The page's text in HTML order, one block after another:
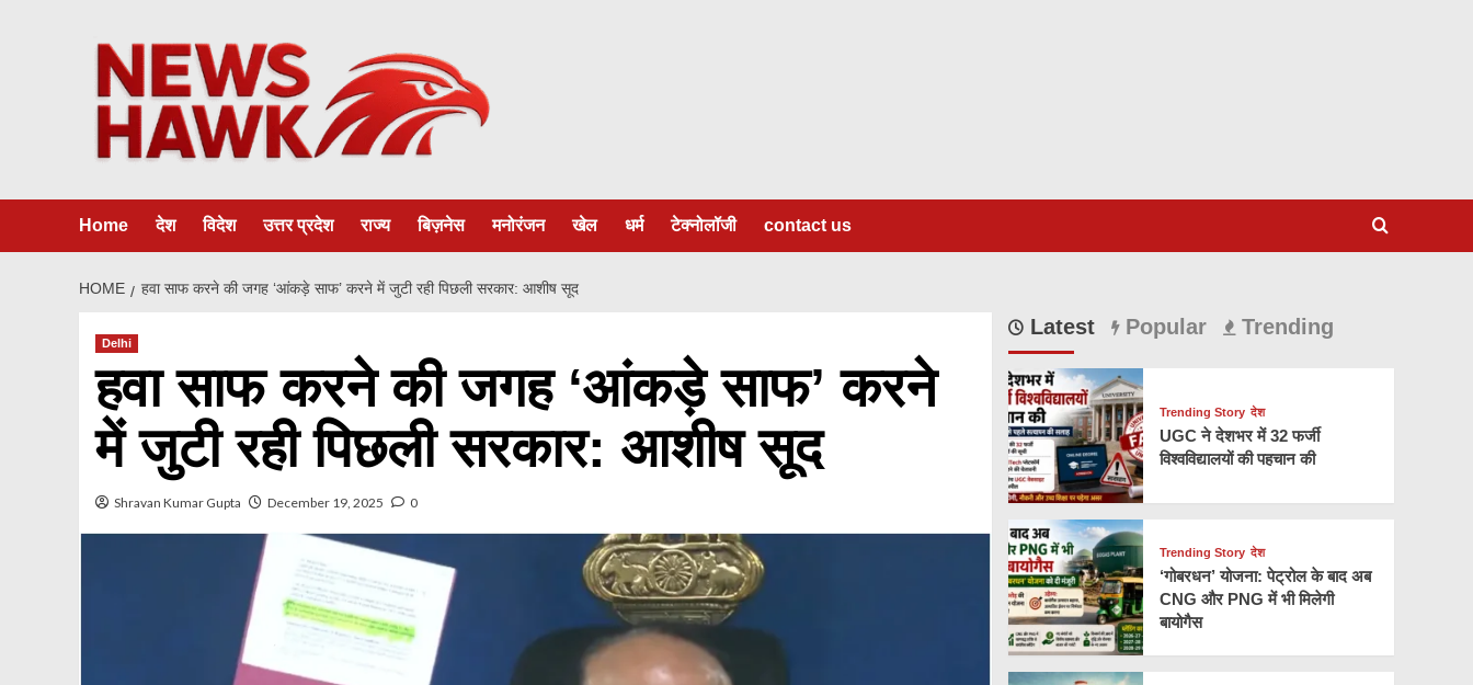
Home देश विदेश उत्तर प्रदेश राज्य बिज़नेस मनोरंजन खेल धर्म टेक्नोलॉजी contact us
HOME हवा साफ करने की जगह ‘आंकड़े साफ’ करने में जुटी रही पिछली सरकार: आशीष सूद
Delhi
हवा साफ करने की जगह ‘आंकड़े साफ’ करने
में जुटी रही पिछली सरकार: आशीष सूद
Shravan Kumar Gupta December 19, 2025 0
Latest Popular Trending
Trending Story देश
UGC ने देशभर में 32 फर्जी
विश्वविद्यालयों की पहचान की
Trending Story देश
‘गोबरधन’ योजना: पेट्रोल के बाद अब
CNG और PNG में भी मिलेगी
बायोगैस